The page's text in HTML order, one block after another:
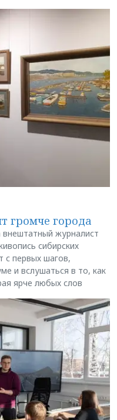
громче города
журналист
сибирских
с первых шагов,
и вслушаться в то, как
ярче любых слов